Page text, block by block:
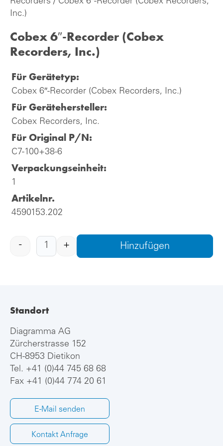
Inc.)
Cobex 6″-Recorder (Cobex
Recorders, Inc.)
Für Gerätetyp:
Cobex 6″-Recorder (Cobex Recorders, Inc.)
Für Gerätehersteller:
Cobex Recorders, Inc.
Für Original P/N:
C7-100+38-6
Verpackungseinheit:
1
Artikelnr.
4590153.202
- + Hinzufügen
Standort
Diagramma AG
Zürcherstrasse 152
CH-8953 Dietikon
Tel. +41 (0)44 745 68 68
Fax +41 (0)44 774 20 61
E-Mail senden
Kontakt Anfrage